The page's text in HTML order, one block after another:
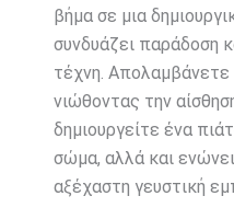
βήμα σε μια
συνδυάζει παράδοση
τέχνη. Απολαμβάνετε
νιώθοντας την
δημιουργείτε ένα
σώμα, αλλά και
αξέχαστη γευστική